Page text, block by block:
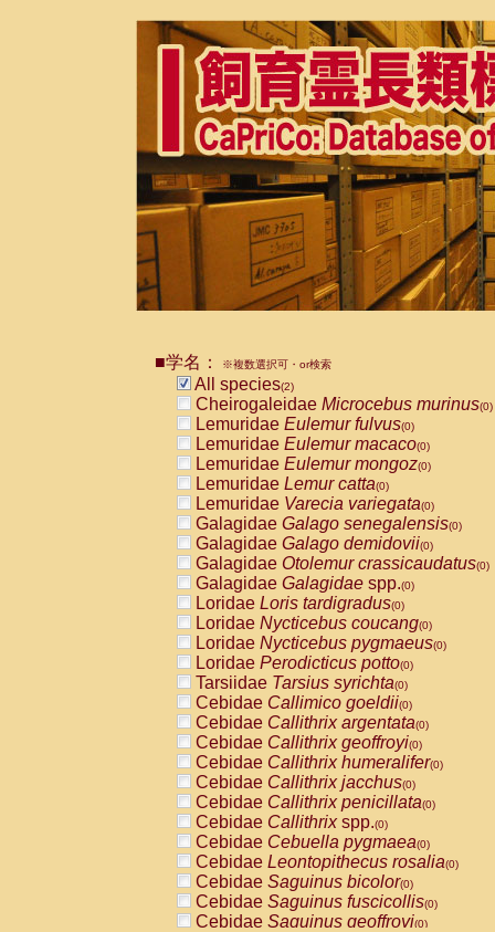
■学名： ※複数選択可・or検索
All species(2)
Cheirogaleidae Microcebus murinus(0)
Lemuridae Eulemur fulvus(0)
Lemuridae Eulemur macaco(0)
Lemuridae Eulemur mongoz(0)
Lemuridae Lemur catta(0)
Lemuridae Varecia variegata(0)
Galagidae Galago senegalensis(0)
Galagidae Galago demidovii(0)
Galagidae Otolemur crassicaudatus(0)
Galagidae Galagidae spp.(0)
Loridae Loris tardigradus(0)
Loridae Nycticebus coucang(0)
Loridae Nycticebus pygmaeus(0)
Loridae Perodicticus potto(0)
Tarsiidae Tarsius syrichta(0)
Cebidae Callimico goeldii(0)
Cebidae Callithrix argentata(0)
Cebidae Callithrix geoffroyi(0)
Cebidae Callithrix humeralifer(0)
Cebidae Callithrix jacchus(0)
Cebidae Callithrix penicillata(0)
Cebidae Callithrixspp.(0)
Cebidae Cebuella pygmaea(0)
Cebidae Leontopithecus rosalia(0)
Cebidae Saguinus bicolor(0)
Cebidae Saguinus fuscicollis(0)
Cebidae Saguinus geoffroyi(0)